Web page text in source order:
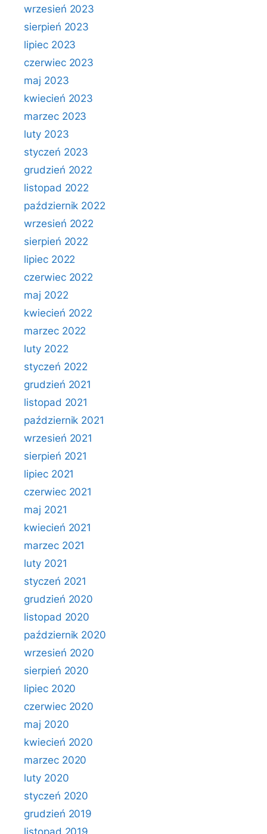
wrzesień 2023
sierpień 2023
lipiec 2023
czerwiec 2023
maj 2023
kwiecień 2023
marzec 2023
luty 2023
styczeń 2023
grudzień 2022
listopad 2022
październik 2022
wrzesień 2022
sierpień 2022
lipiec 2022
czerwiec 2022
maj 2022
kwiecień 2022
marzec 2022
luty 2022
styczeń 2022
grudzień 2021
listopad 2021
październik 2021
wrzesień 2021
sierpień 2021
lipiec 2021
czerwiec 2021
maj 2021
kwiecień 2021
marzec 2021
luty 2021
styczeń 2021
grudzień 2020
listopad 2020
październik 2020
wrzesień 2020
sierpień 2020
lipiec 2020
czerwiec 2020
maj 2020
kwiecień 2020
marzec 2020
luty 2020
styczeń 2020
grudzień 2019
listopad 2019